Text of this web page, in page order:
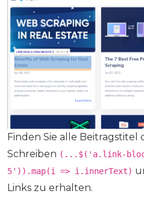
Finden Sie alle Beitragstitel
Schreiben (...$('a.link-
5')).map(i => i.innerText)
Links zu erhalten.